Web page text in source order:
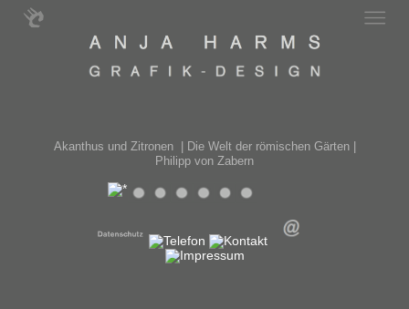
Akanthus und Zitronen | Die Welt der römischen Gärten |
Philipp von Zabern